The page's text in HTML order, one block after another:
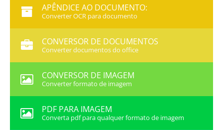
APÊNDICE AO DOCUMENTO:
Converter OCR para documento
CONVERSOR DE DOCUMENTOS
Converter documentos do office
CONVERSOR DE IMAGEM
Converter formato de imagem
PDF PARA IMAGEM
Converta pdf para qualquer formato de imagem